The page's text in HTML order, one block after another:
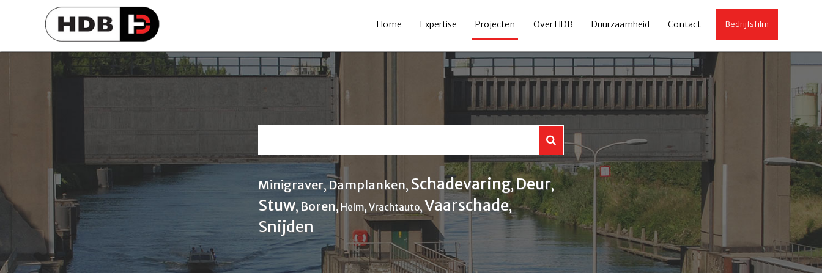
Bedrijfsfilm
Home Expertise Projecten Over HDB Duurzaamheid Contact
Minigraver,Damplanken, Schadevaring,Deur,
Stuw, Boren, Helm, Vrachtauto,Vaarschade,
Snijden